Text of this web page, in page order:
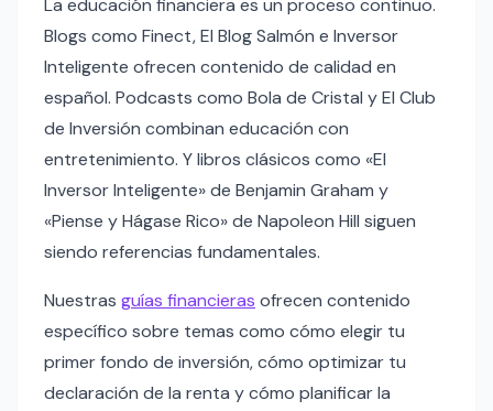
La educación financiera es un proceso continuo.
Blogs como Finect, El Blog Salmón e Inversor
Inteligente ofrecen contenido de calidad en
español. Podcasts como Bola de Cristal y El Club
de Inversión combinan educación con
entretenimiento. Y libros clásicos como «El
Inversor Inteligente» de Benjamin Graham y
«Piense y Hágase Rico» de Napoleon Hill siguen
siendo referencias fundamentales.
Nuestras guías financieras ofrecen contenido
específico sobre temas como cómo elegir tu
primer fondo de inversión, cómo optimizar tu
declaración de la renta y cómo planificar la